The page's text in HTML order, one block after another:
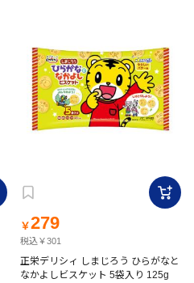
￥279
税込￥301
正栄デリシィ しまじろう ひらがなと
なかよしビスケット 5袋入り 125g